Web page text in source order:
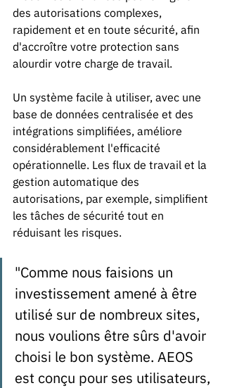
des autorisations complexes,
rapidement et en toute sécurité, afin
d'accroître votre protection sans
alourdir votre charge de travail.
Un système facile à utiliser, avec une
base de données centralisée et des
intégrations simplifiées, améliore
considérablement l'efficacité
opérationnelle. Les flux de travail et la
gestion automatique des
autorisations, par exemple, simplifient
les tâches de sécurité tout en
réduisant les risques.
"Comme nous faisions un
investissement amené à être
utilisé sur de nombreux sites,
nous voulions être sûrs d'avoir
choisi le bon système. AEOS
est conçu pour ses utilisateurs,